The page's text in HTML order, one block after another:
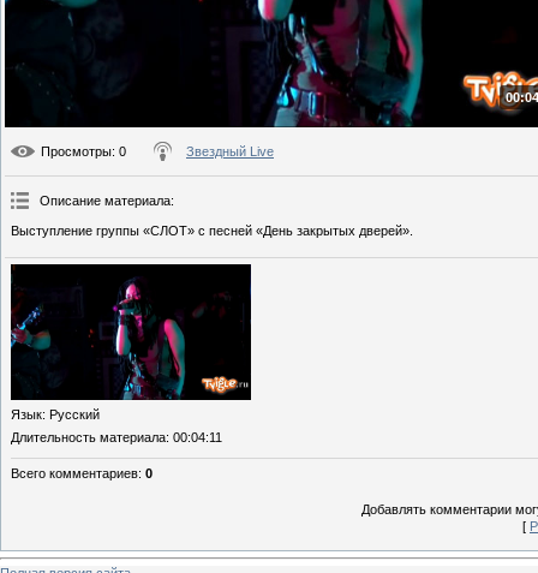
Просмотры: 0 Звездный Live
Описание материала:
Выступление группы «СЛОТ» с песней «День закрытых дверей».
Язык: Русский
Длительность материала: 00:04:11
Всего комментариев: 0
Добавлять комментарии
[